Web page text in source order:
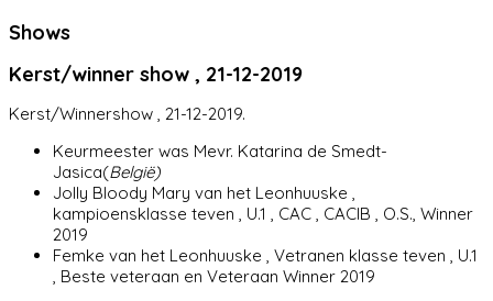
Shows
Kerst/winner show , 21-12-2019
Kerst/Winnershow , 21-12-2019.
Keurmeester was Mevr. Katarina de Smedt-
Jasica(België)
Jolly Bloody Mary van het Leonhuuske ,
kampioensklasse teven , U.1 , CAC , CACIB , O.S., Winner
2019
Femke van het Leonhuuske , Vetranen klasse teven , U.1
, Beste veteraan en Veteraan Winner 2019